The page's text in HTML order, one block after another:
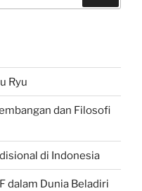
Ryu
dan Filosofi
di Indonesia
dalam Dunia Beladiri